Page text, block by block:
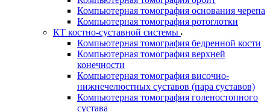
Компьютерная томография основания черепа
Компьютерная томография ротоглотки
КТ костно-суставной системы
Компьютерная томография бедренной кости
Компьютерная томография верхней
конечности
Компьютерная томография височно-
нижнечелюстных суставов (пара суставов)
Компьютерная томография голеностопного
сустава